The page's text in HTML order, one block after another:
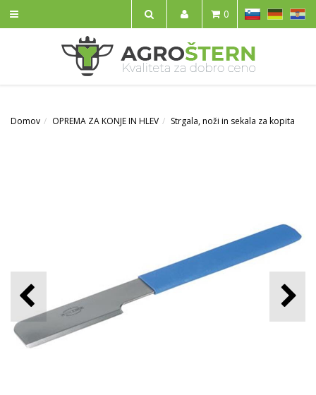
IŠČI
SL HR
0
Domov OPREMA ZA KONJE IN HLEV Strgala, noži in sekala za kopita